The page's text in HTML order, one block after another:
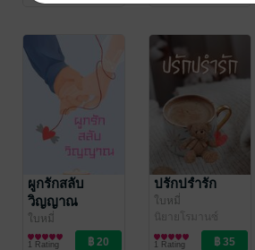
ผูกรักสลับ
วิญญาณ
ใบหมี่
นิยายโรมานซ์
1 Rating
ปรักปรำรัก
ใบหมี่
นิยายโรมานซ์
1 Rating